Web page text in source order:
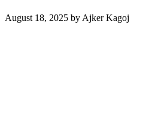
August 18, 2025 by Ajker Kagoj